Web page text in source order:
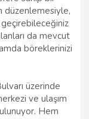
düzenlemesiyle,
da mevcut
böreklerinizi
üzerinde
ve ulaşım
Hem